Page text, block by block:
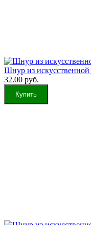
Шнур из
32.00 руб.